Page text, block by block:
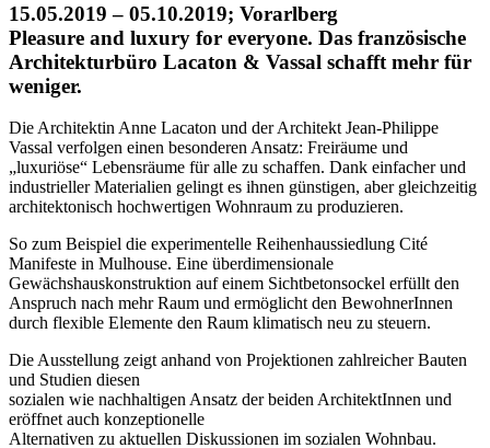
15.05.2019 – 05.10.2019; Vorarlberg
Pleasure and luxury for everyone. Das französische
Architekturbüro Lacaton & Vassal schafft mehr für
weniger.
Die Architektin Anne Lacaton und der Architekt Jean-Philippe
Vassal verfolgen einen besonderen Ansatz: Freiräume und
„luxuriöse“ Lebensräume für alle zu schaffen. Dank einfacher und
industrieller Materialien gelingt es ihnen günstigen, aber gleichzeitig
architektonisch hochwertigen Wohnraum zu produzieren.
So zum Beispiel die experimentelle Reihenhaussiedlung Cité
Manifeste in Mulhouse. Eine überdimensionale
Gewächshauskonstruktion auf einem Sichtbetonsockel erfüllt den
Anspruch nach mehr Raum und ermöglicht den BewohnerInnen
durch flexible Elemente den Raum klimatisch neu zu steuern.
Die Ausstellung zeigt anhand von Projektionen zahlreicher Bauten
und Studien diesen
sozialen wie nachhaltigen Ansatz der beiden ArchitektInnen und
eröffnet auch konzeptionelle
Alternativen zu aktuellen Diskussionen im sozialen Wohnbau.